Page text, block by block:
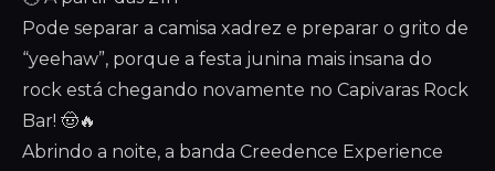
Pode separar a camisa xadrez e preparar o grito de
“yeehaw”, porque a festa junina mais insana do
rock está chegando novamente no Capivaras Rock
Bar! 🤠🔥
Abrindo a noite, a banda Creedence Experience